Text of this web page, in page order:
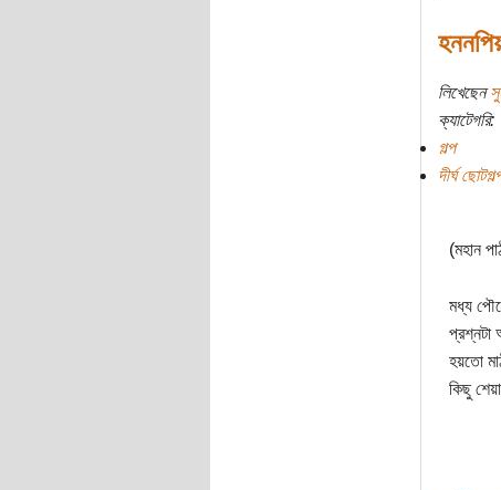
লিখেছেন
ক্যাটেগরি:
গল্প
দীর্ঘ
(মহান
মধ্য
প্রশ্নটা
হয়তো
কিছু